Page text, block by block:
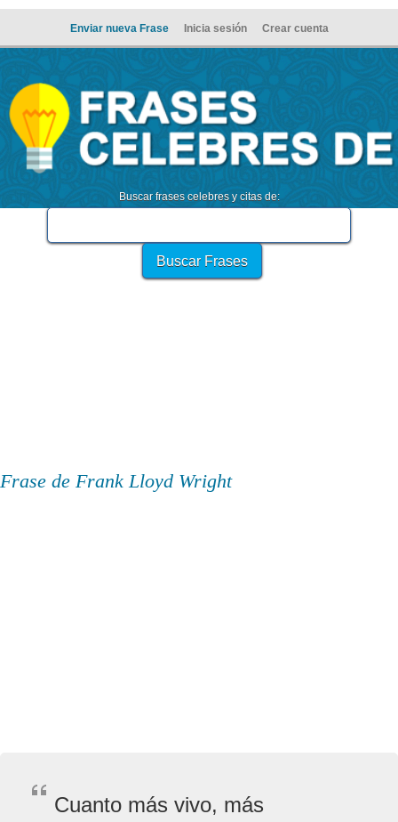
Enviar nueva Frase Inicia sesión Crear cuenta
Buscar frases celebres y citas de:
Frase de Frank Lloyd Wright
Cuanto más vivo, más